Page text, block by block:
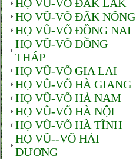
HỌ VŨ-VÕ ĐĂK LẮK
HỌ VŨ-VÕ ĐĂK NÔNG
HỌ VŨ-VÕ ĐỒNG NAI
HỌ VŨ-VÕ ĐỒNG
THÁP
HỌ VŨ-VÕ GIA LAI
HỌ VŨ-VÕ HÀ GIANG
HỌ VŨ-VÕ HÀ NAM
HỌ VŨ-VÕ HÀ NỘI
HỌ VŨ-VÕ HÀ TĨNH
HỌ VŨ--VÕ HẢI
DƯƠNG